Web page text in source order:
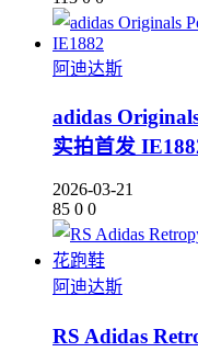
阿迪达斯
adidas
实拍首发
2026-03-21
85 0 0
阿迪达斯
RS Adidas